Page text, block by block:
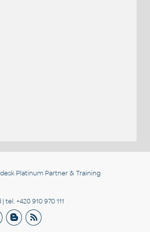
Platinum Partner & Training
+420 910 970 111